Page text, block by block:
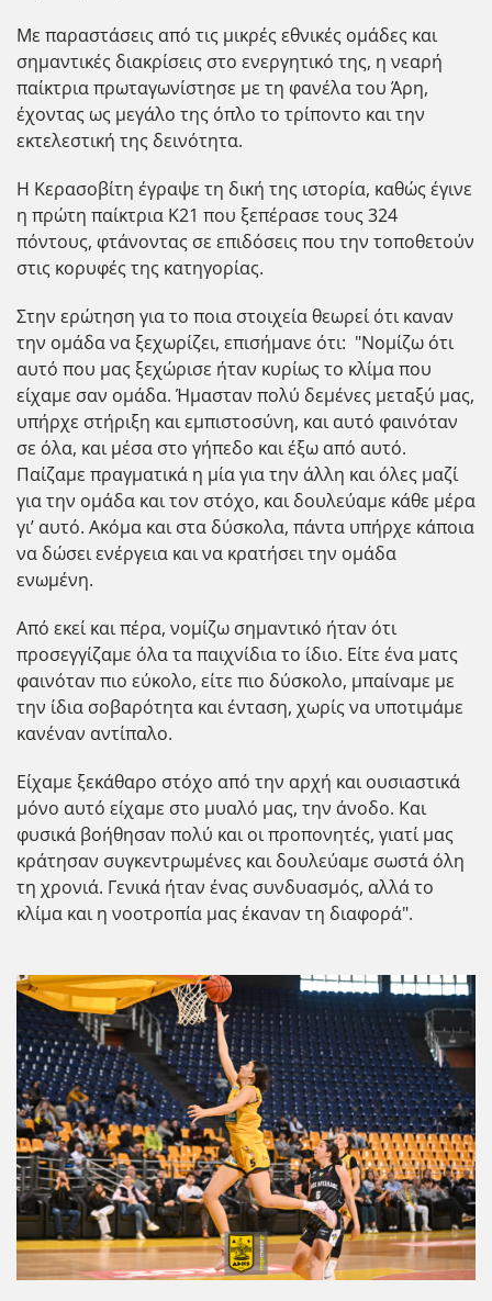
Με παραστάσεις από τις μικρές εθνικές ομάδες και
σημαντικές διακρίσεις στο ενεργητικό της, η νεαρή
παίκτρια πρωταγωνίστησε με τη φανέλα του Άρη,
έχοντας ως μεγάλο της όπλο το τρίποντο και την
εκτελεστική της δεινότητα.
Η Κερασοβίτη έγραψε τη δική της ιστορία, καθώς έγινε
η πρώτη παίκτρια Κ21 που ξεπέρασε τους 324
πόντους, φτάνοντας σε επιδόσεις που την τοποθετούν
στις κορυφές της κατηγορίας.
Στην ερώτηση για το ποια στοιχεία θεωρεί ότικαναν
την ομάδα να ξεχωρίζει, επισήμανε ότι: "Νομίζω ότι
αυτό που μας ξεχώρισε ήταν κυρίως το κλίμα που
είχαμε σαν ομάδα. Ήμασταν πολύ δεμένες μεταξύ μας,
υπήρχε στήριξη και εμπιστοσύνη, και αυτό φαινόταν
σε όλα, και μέσα στο γήπεδο και έξω από αυτό.
Παίζαμε πραγματικά η μία για την άλλη και όλες μαζί
για την ομάδα και τον στόχο, και δουλεύαμε κάθε μέρα
γι’ αυτό. Ακόμα και στα δύσκολα, πάντα υπήρχε κάποια
να δώσει ενέργεια και να κρατήσει την ομάδα
ενωμένη.
Από εκεί και πέρα, νομίζω σημαντικό ήταν ότι
προσεγγίζαμε όλα τα παιχνίδια το ίδιο. Είτε ένα ματς
φαινόταν πιο εύκολο, είτε πιο δύσκολο, μπαίναμε με
την ίδια σοβαρότητα και ένταση, χωρίς να υποτιμάμε
κανέναν αντίπαλο.
Είχαμε ξεκάθαρο στόχο από την αρχή και ουσιαστικά
μόνο αυτό είχαμε στο μυαλό μας, την άνοδο. Και
φυσικά βοήθησαν πολύ και οι προπονητές, γιατί μας
κράτησαν συγκεντρωμένες και δουλεύαμε σωστά όλη
τη χρονιά. Γενικά ήταν ένας συνδυασμός, αλλά το
κλίμα και η νοοτροπία μας έκαναν τη διαφορά".